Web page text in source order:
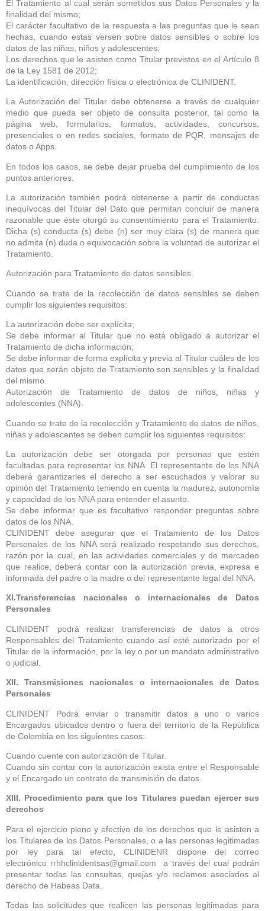
El Tratamiento al cual serán sometidos sus Datos Personales y la
finalidad del mismo;
El carácter facultativo de la respuesta a las preguntas que le sean
hechas, cuando estas versen sobre datos sensibles o sobre los
datos de las niñas, niños y adolescentes;
Los derechos que le asisten como Titular previstos en el Artículo 8
de la Ley 1581 de 2012;
La identificación, dirección física o electrónica de CLINIDENT.
La Autorización del Titular debe obtenerse a través de cualquier
medio que pueda ser objeto de consulta posterior, tal como la
página web, formularios, formatos, actividades, concursos,
presenciales o en redes sociales, formato de PQR, mensajes de
datos o Apps.
En todos los casos, se debe dejar prueba del cumplimiento de los
puntos anteriores.
La autorización también podrá obtenerse a partir de conductas
inequívocas del Titular del Dato que permitan concluir de manera
razonable que éste otorgó su consentimiento para el Tratamiento.
Dicha (s) conducta (s) debe (n) ser muy clara (s) de manera que
no admita (n) duda o equivocación sobre la voluntad de autorizar el
Tratamiento.
Autorización para Tratamiento de datos sensibles.
Cuando se trate de la recolección de datos sensibles se deben
cumplir los siguientes requisitos:
La autorización debe ser explícita;
Se debe informar al Titular que no está obligado a autorizar el
Tratamiento de dicha información;
Se debe informar de forma explícita y previa al Titular cuáles de los
datos que serán objeto de Tratamiento son sensibles y la finalidad
del mismo.
Autorización de Tratamiento de datos de niños, niñas y
adolescentes (NNA).
Cuando se trate de la recolección y Tratamiento de datos de niños,
niñas y adolescentes se deben cumplir los siguientes requisitos:
La autorización debe ser otorgada por personas que estén
facultadas para representar los NNA. El representante de los NNA
deberá garantizarles el derecho a ser escuchados y valorar su
opinión del Tratamiento teniendo en cuenta la madurez, autonomía
y capacidad de los NNA para entender el asunto.
Se debe informar que es facultativo responder preguntas sobre
datos de los NNA.
CLINIDENT debe asegurar que el Tratamiento de los Datos
Personales de los NNA será realizado respetando sus derechos,
razón por la cual, en las actividades comerciales y de mercadeo
que realice, deberá contar con la autorización previa, expresa e
informada del padre o la madre o del representante legal del NNA.
XI.Transferencias nacionales o internacionales de Datos
Personales
CLINIDENT podrá realizar transferencias de datos a otros
Responsables del Tratamiento cuando así esté autorizado por el
Titular de la información, por la ley o por un mandato administrativo
o judicial.
XII. Transmisiones nacionales o internacionales de Datos
Personales
CLINIDENT Podrá enviar o transmitir datos a uno o varios
Encargados ubicados dentro o fuera del territorio de la República
de Colombia en los siguientes casos:
Cuando cuente con autorización de Titular.
Cuando sin contar con la autorización exista entre el Responsable
y el Encargado un contrato de transmisión de datos.
XIII. Procedimiento para que los Titulares puedan ejercer sus
derechos
Para el ejercicio pleno y efectivo de los derechos que le asisten a
los Titulares de los Datos Personales, o a las personas legitimadas
por ley para tal efecto, CLINIDENR dispone del correo
electrónico rrhhclinidentsas@gmail.com a través del cual podrán
presentar todas las consultas, quejas y/o reclamos asociados al
derecho de Habeas Data.
Todas las solicitudes que realicen las personas legitimadas para